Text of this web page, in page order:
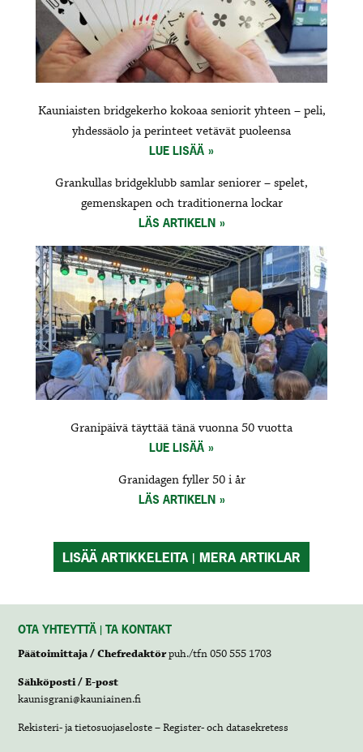
Kauniaisten bridgekerho kokoaa seniorit yhteen – peli,
yhdessäolo ja perinteet vetävät puoleensa
LUE LISÄÄ
Grankullas bridgeklubb samlar seniorer – spelet,
gemenskapen och traditionerna lockar
LÄS ARTIKELN
Granipäivä täyttää tänä vuonna 50 vuotta
LUE LISÄÄ
Granidagen fyller 50 i år
LÄS ARTIKELN
LISÄÄ ARTIKKELEITA | MERA ARTIKLAR
OTA YHTEYTTÄ | TA KONTAKT
Päätoimittaja / Chefredaktörpuh./tfn 050 555 1703
Sähköposti / E-post
kaunisgrani@kauniainen.fi
Rekisteri- ja tietosuojaseloste – Register- och datasekretess